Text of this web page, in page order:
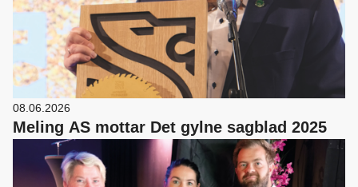
08.06.2026
Meling AS mottar Det gylne sagblad 2025